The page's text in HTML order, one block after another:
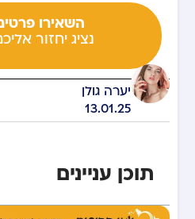
השאירו
נציג יחזור
יערה גולן
13.01.25
תוכן עניינים